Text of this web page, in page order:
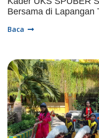
Bersama di Lapangan
Baca